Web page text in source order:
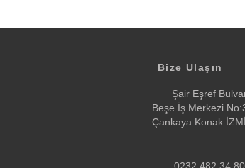
Bize Ulaşın
Şair Eşref
Beşe İş Merkezi
Çankaya Konak